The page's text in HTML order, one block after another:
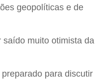
geopolíticas e de
saído muito otimista da
para discutir